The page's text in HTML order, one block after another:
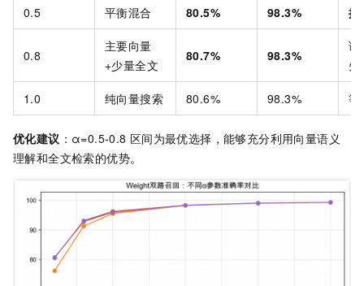
0.5 平衡混合 80.5% 98.3% 推
0.8
主要向量
+少量全文
80.7% 98.3%
语
先
1.0 纯向量搜索 80.6% 98.3% 等
优化建议 ：α=0.5-0.8 区间为最优选择，能够充分利用向量语义
理解和全文检索的优势。